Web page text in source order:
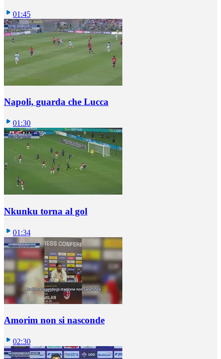
01:45
Napoli, guarda che Lucca
01:30
Nkunku torna al gol
01:34
Amorim non si nasconde
02:30